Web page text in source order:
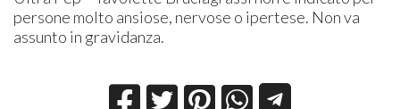
persone molto ansiose, nervose o ipertese. Non va
assunto in gravidanza.